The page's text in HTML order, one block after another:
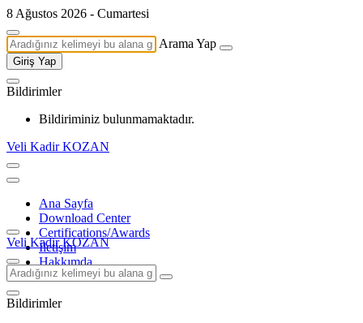
8 Ağustos 2026 - Cumartesi
Arama Yap
Giriş Yap
Bildirimler
Bildiriminiz bulunmamaktadır.
Veli Kadir KOZAN
Ana Sayfa
Download Center
Certifications/Awards
İletişim
Hakkımda
Veli Kadir KOZAN
Bildirimler